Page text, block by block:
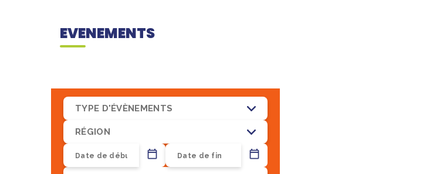
EVENEMENTS
TYPE D'ÉVÈNEMENTS
RÉGION